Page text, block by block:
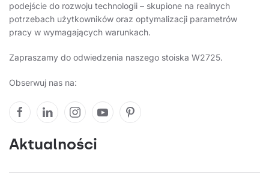
podejście do rozwoju technologii – skupione na realnych
potrzebach użytkowników oraz optymalizacji parametrów
pracy w wymagających warunkach.
Zapraszamy do odwiedzenia naszego stoiska W2725.
Obserwuj nas na:
Aktualności